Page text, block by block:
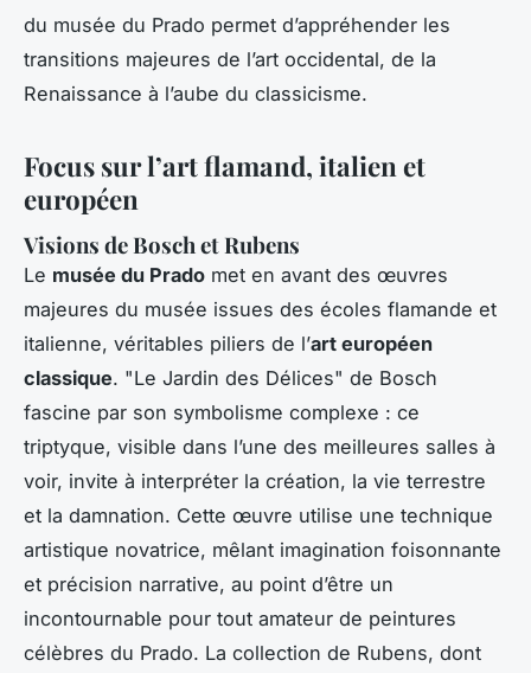
du musée du Prado permet d’appréhender les
transitions majeures de l’art occidental, de la
Renaissance à l’aube du classicisme.
Focus sur l’art flamand, italien et
européen
Visions de Bosch et Rubens
Le musée du Prado met en avant des œuvres
majeures du musée issues des écoles flamande et
italienne, véritables piliers de l’art européen
classique. "Le Jardin des Délices" de Bosch
fascine par son symbolisme complexe : ce
triptyque, visible dans l’une des meilleures salles à
voir, invite à interpréter la création, la vie terrestre
et la damnation. Cette œuvre utilise une technique
artistique novatrice, mêlant imagination foisonnante
et précision narrative, au point d’être un
incontournable pour tout amateur de peintures
célèbres du Prado. La collection de Rubens, dont